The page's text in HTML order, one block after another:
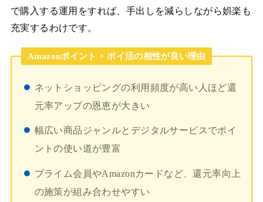
で購入する運用をすれば、手出しを減らしながら娯楽も
充実するわけです。
Amazonポイント × ポイ活の相性が良い理由
ネットショッピングの利用頻度が高い人ほど還
元率アップの恩恵が大きい
幅広い商品ジャンルとデジタルサービスでポイ
ントの使い道が豊富
プライム会員やAmazonカードなど、還元率向上
の施策が組み合わせやすい